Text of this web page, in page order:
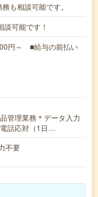
も相談可能です。
可能です！
円～ ■給与の前払い
管理業務＊データ入力
電話応対（1日…
不要